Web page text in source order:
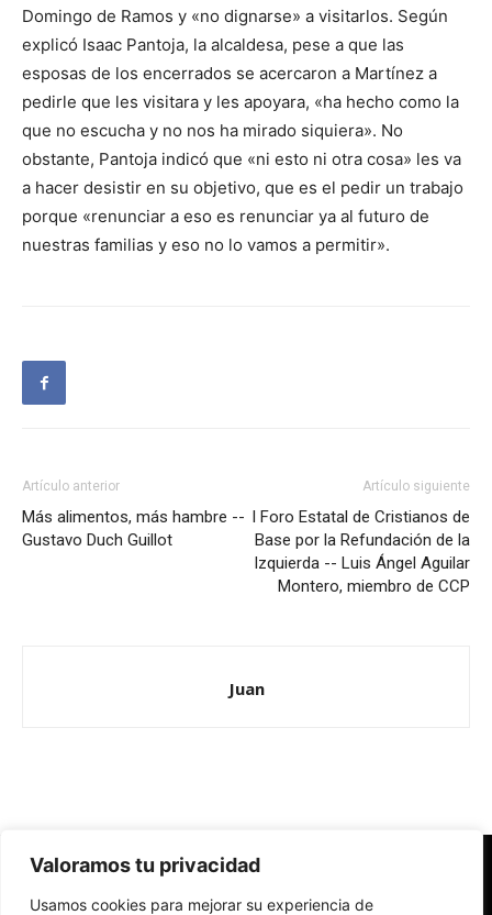
Valoramos tu privacidad
Usamos cookies para mejorar su experiencia de
Domingo de Ramos y «no dignarse» a visitarlos. Según
explicó Isaac Pantoja, la alcaldesa, pese a que las
esposas de los encerrados se acercaron a Martínez a
pedirle que les visitara y les apoyara, «ha hecho como la
que no escucha y no nos ha mirado siquiera». No
obstante, Pantoja indicó que «ni esto ni otra cosa» les va
a hacer desistir en su objetivo, que es el pedir un trabajo
porque «renunciar a eso es renunciar ya al futuro de
nuestras familias y eso no lo vamos a permitir».
Artículo anterior
Más alimentos, más hambre --
Gustavo Duch Guillot
Artículo siguiente
I Foro Estatal de Cristianos de
Base por la Refundación de la
Izquierda -- Luis Ángel Aguilar
Montero, miembro de CCP
Juan
Redes Cristianas
Una mirada alternativa sobre la Iglesia católica y la sociedad